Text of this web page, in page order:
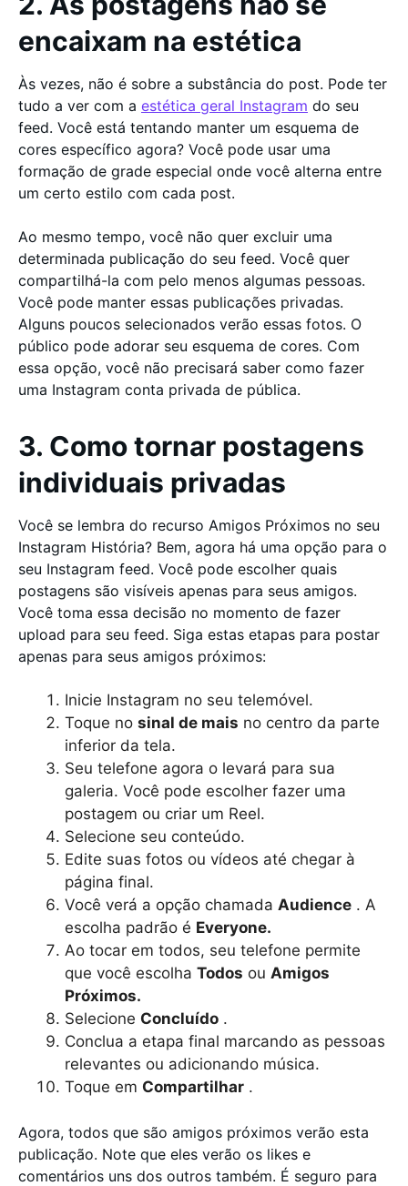
encaixam na estética
Às vezes, não é sobre a substância do post. Pode ter
tudo a ver com a estética geral Instagram do seu
feed. Você está tentando manter um esquema de
cores específico agora? Você pode usar uma
formação de grade especial onde você alterna entre
um certo estilo com cada post.
Ao mesmo tempo, você não quer excluir uma
determinada publicação do seu feed. Você quer
compartilhá-la com pelo menos algumas pessoas.
Você pode manter essas publicações privadas.
Alguns poucos selecionados verão essas fotos. O
público pode adorar seu esquema de cores. Com
essa opção, você não precisará saber como fazer
uma Instagram conta privada de pública.
3. Como tornar postagens
individuais privadas
Você se lembra do recurso Amigos Próximos no seu
Instagram História? Bem, agora há uma opção para o
seu Instagram feed. Você pode escolher quais
postagens são visíveis apenas para seus amigos.
Você toma essa decisão no momento de fazer
upload para seu feed. Siga estas etapas para postar
apenas para seus amigos próximos:
Inicie Instagram no seu telemóvel.
Toque no sinal de mais no centro da parte
inferior da tela.
Seu telefone agora o levará para sua
galeria. Você pode escolher fazer uma
postagem ou criar um Reel.
Selecione seu conteúdo.
Edite suas fotos ou vídeos até chegar à
página final.
Você verá a opção chamada Audience . A
escolha padrão é Everyone.
Ao tocar em todos, seu telefone permite
que você escolha Todos ou Amigos
Próximos.
Selecione Concluído .
Conclua a etapa final marcando as pessoas
relevantes ou adicionando música.
Toque em Compartilhar .
Agora, todos que são amigos próximos verão esta
publicação. Note que eles verão os likes e
comentários uns dos outros também. É seguro para